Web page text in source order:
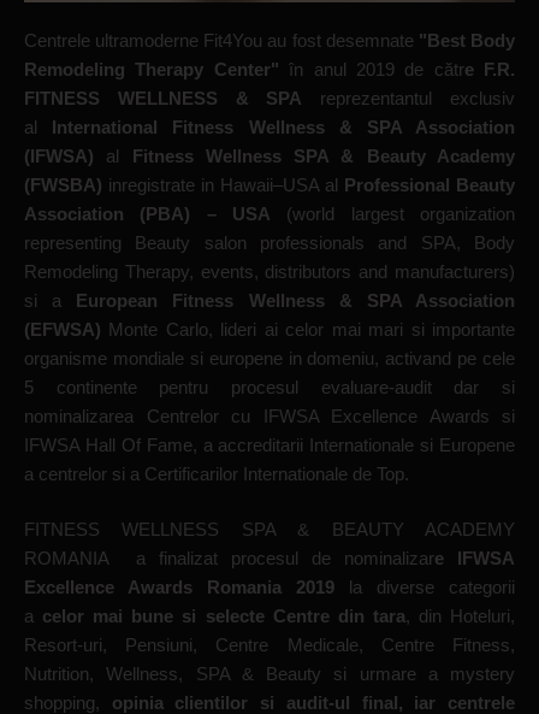
Centrele ultramoderne Fit4You au fost desemnate "Best Body
Remodeling Therapy Center"în anul 2019 de către F.R.
FITNESS WELLNESS & SPA reprezentantul exclusiv
al International Fitness Wellness & SPA Association
(IFWSA) al Fitness Wellness SPA & Beauty Academy
(FWSBA) inregistrate in Hawaii–USA al Professional Beauty
Association (PBA) – USA (world largest organization
representing Beauty salon professionals and SPA, Body
Remodeling Therapy, events, distributors and manufacturers)
si a European Fitness Wellness & SPA Association
(EFWSA) Monte Carlo, lideri ai celor mai mari si importante
organisme mondiale si europene in domeniu, activand pe cele
5 continente pentru procesul evaluare-audit dar si
nominalizarea Centrelor cu IFWSA Excellence Awards si
IFWSA Hall Of Fame, a accreditarii Internationale si Europene
a centrelor si a Certificarilor Internationale de Top.
FITNESS WELLNESS SPA & BEAUTY ACADEMY
ROMANIA a finalizat procesul de nominalizare IFWSA
Excellence Awards Romania 2019 la diverse categorii
a celor mai bune si selecte Centre din tara, din Hoteluri,
Resort-uri, Pensiuni, Centre Medicale, Centre Fitness,
Nutrition, Wellness, SPA & Beauty si urmare a mystery
shopping, opinia clientilor si audit-ul final, iar centrele